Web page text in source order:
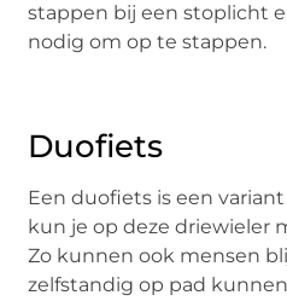
stappen bij een stoplicht
nodig om op te stappen.
Duofiets
Een duofiets is een
kun je op deze driewieler
Zo kunnen ook mensen
zelfstandig op pad